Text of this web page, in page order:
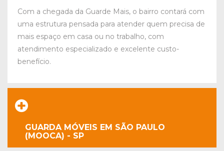
Com a chegada da Guarde Mais, o bairro contará com
uma estrutura pensada para atender quem precisa de
mais espaço em casa ou no trabalho, com
atendimento especializado e excelente custo-
benefício.
GUARDA MÓVEIS EM SÃO PAULO
(MOOCA) - SP